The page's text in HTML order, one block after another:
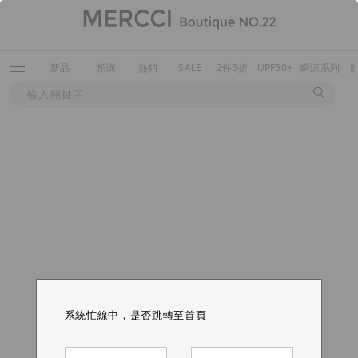
新品 預購 熱銷 SALE 2件5折 UPF50+ 瞬涼系列
系統忙線中，是否跳轉至首頁
系統忙線中，是否跳轉至首頁
系統忙線中，是否跳轉至首頁
系統忙線中，是否跳轉至首頁
系統忙線中，是否跳轉至首頁